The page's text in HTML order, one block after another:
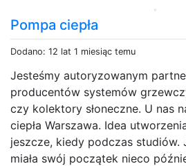
Pompa ciepła
Dodano: 12 lat 1 miesiąc temu
Jesteśmy autoryzowanym
producentów systemów
czy kolektory słoneczne. U nas
ciepła Warszawa. Idea
jeszcze, kiedy podczas studiów.
miała swój początek nieco